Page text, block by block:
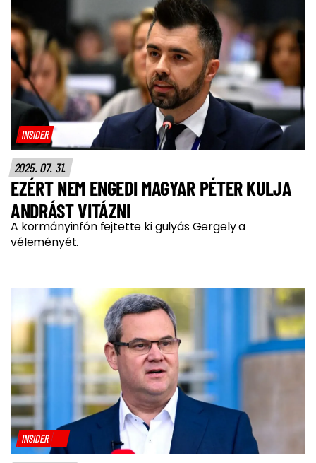
INSIDER
2025. 07. 31.
EZÉRT NEM ENGEDI MAGYAR PÉTER KULJA
ANDRÁST VITÁZNI
A kormányinfón fejtette ki gulyás Gergely a
véleményét.
INSIDER